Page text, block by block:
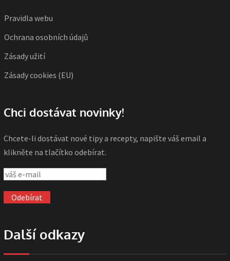
Pravidla webu
Ochrana osobních údajů
Zásady užití
Zásady cookies (EU)
Chci dostávat novinky!
Chcete-li dostávat nové tipy a recepty, napište váš email a
klikněte na tlačítko odebírat.
Další odkazy